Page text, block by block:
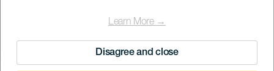
Learn More →
Disagree and close